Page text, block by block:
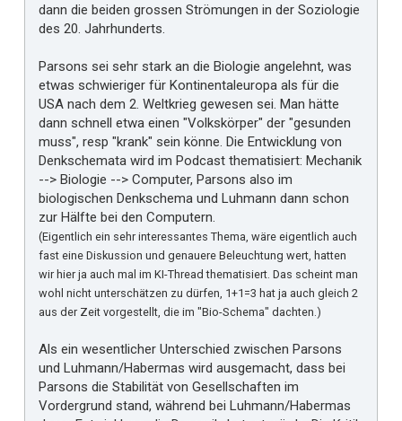
dann die beiden grossen Strömungen in der Soziologie
des 20. Jahrhunderts.
Parsons sei sehr stark an die Biologie angelehnt, was
etwas schwieriger für Kontinentaleuropa als für die
USA nach dem 2. Weltkrieg gewesen sei. Man hätte
dann schnell etwa einen "Volkskörper" der "gesunden
muss", resp "krank" sein könne. Die Entwicklung von
Denkschemata wird im Podcast thematisiert: Mechanik
--> Biologie --> Computer, Parsons also im
biologischen Denkschema und Luhmann dann schon
zur Hälfte bei den Computern.
(Eigentlich ein sehr interessantes Thema, wäre eigentlich auch
fast eine Diskussion und genauere Beleuchtung wert, hatten
wir hier ja auch mal im KI-Thread thematisiert. Das scheint man
wohl nicht unterschätzen zu dürfen, 1+1=3 hat ja auch gleich 2
aus der Zeit vorgestellt, die im "Bio-Schema" dachten.)
Als ein wesentlicher Unterschied zwischen Parsons
und Luhmann/Habermas wird ausgemacht, dass bei
Parsons die Stabilität von Gesellschaften im
Vordergrund stand, während bei Luhmann/Habermas